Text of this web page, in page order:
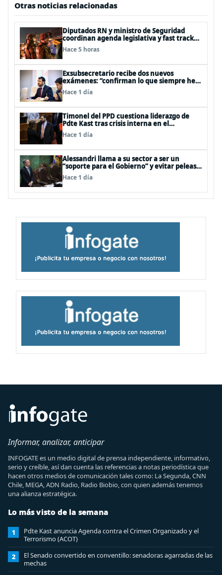
Otras noticias relacionadas
Diputados RN y ministro de Seguridad
coordinan agenda legislativa y fast track
de proyectos
Hace 5 horas
Exsubsecretario recibe dos nuevos
exámenes: “confirman lo que siempre he
dicho que no consumo droga”
Hace 1 día
Timonel del PPD cuestiona liderazgo de
Pdte Kast tras crisis interna en el
oficialismo: “Es incapaz de ordenar la casa”
Hace 1 día
Alessandri llama a su sector a ser un
“soporte para el Gobierno” y evitar peleas
internas tras disputa Squella-Pavez
Hace 1 día
Informar, analizar, anticipar
INFOGATE es un medio digital de prensa independiente, informativo,
serio y creíble, así dan cuenta las referencias a notas periodística que
hacen otros medios de comunicación tales como: La Segunda, CNN
Chile, MEGA, ADN Radio, Radio Biobio, con quien además tenemos
una alianza estratégica.
Lo más visto de la semana
1
Pdte Kast anuncia Agenda contra el Crimen Organizado y el
Terrorismo (ACOT)
2
El Senado convertido en conventillo: senadoras agarradas de las
mechas